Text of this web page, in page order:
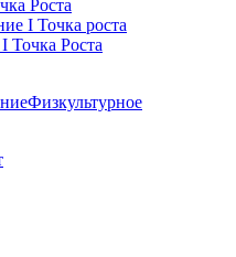
Роста
I Точка роста
Точка Роста
Физкультурное